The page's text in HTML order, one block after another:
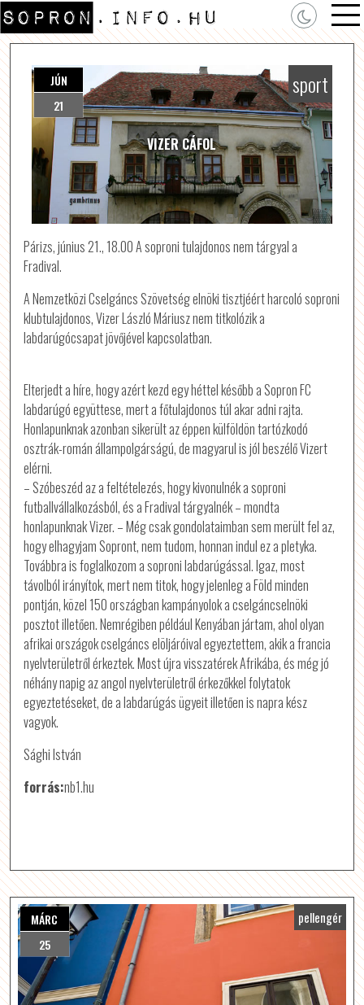
VIZER CÁFOL
JÚN
21
sport
Párizs, június 21., 18.00 A soproni tulajdonos nem tárgyal a
Fradival.
A Nemzetközi Cselgáncs Szövetség elnöki tisztjéért harcoló soproni
klubtulajdonos, Vizer László Máriusz nem titkolózik a
labdarúgócsapat jövőjével kapcsolatban.
Elterjedt a híre, hogy azért kezd egy héttel később a Sopron FC
labdarúgó együttese, mert a főtulajdonos túl akar adni rajta.
Honlapunknak azonban sikerült az éppen külföldön tartózkodó
osztrák-román állampolgárságú, de magyarul is jól beszélő Vizert
elérni.
– Szóbeszéd az a feltételezés, hogy kivonulnék a soproni
futballvállalkozásból, és a Fradival tárgyalnék – mondta
honlapunknak Vizer. – Még csak gondolataimban sem merült fel az,
hogy elhagyjam Sopront, nem tudom, honnan indul ez a pletyka.
Továbbra is foglalkozom a soproni labdarúgással. Igaz, most
távolból irányítok, mert nem titok, hogy jelenleg a Föld minden
pontján, közel 150 országban kampányolok a cselgáncselnöki
posztot illetően. Nemrégiben például Kenyában jártam, ahol olyan
afrikai országok cselgáncs elöljáróival egyeztettem, akik a francia
nyelvterületről érkeztek. Most újra visszatérek Afrikába, és még jó
néhány napig az angol nyelvterületről érkezőkkel folytatok
egyeztetéseket, de a labdarúgás ügyeit illetően is napra kész
vagyok.
Sághi István
forrás:nb1.hu
MÁRC
25
pellengér